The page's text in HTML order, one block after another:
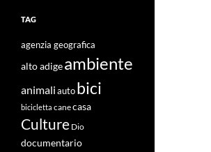
TAG
agenzia geografica
alto adigeambiente
animali auto bici
bicicletta canecasa
Culture Dio
documentario